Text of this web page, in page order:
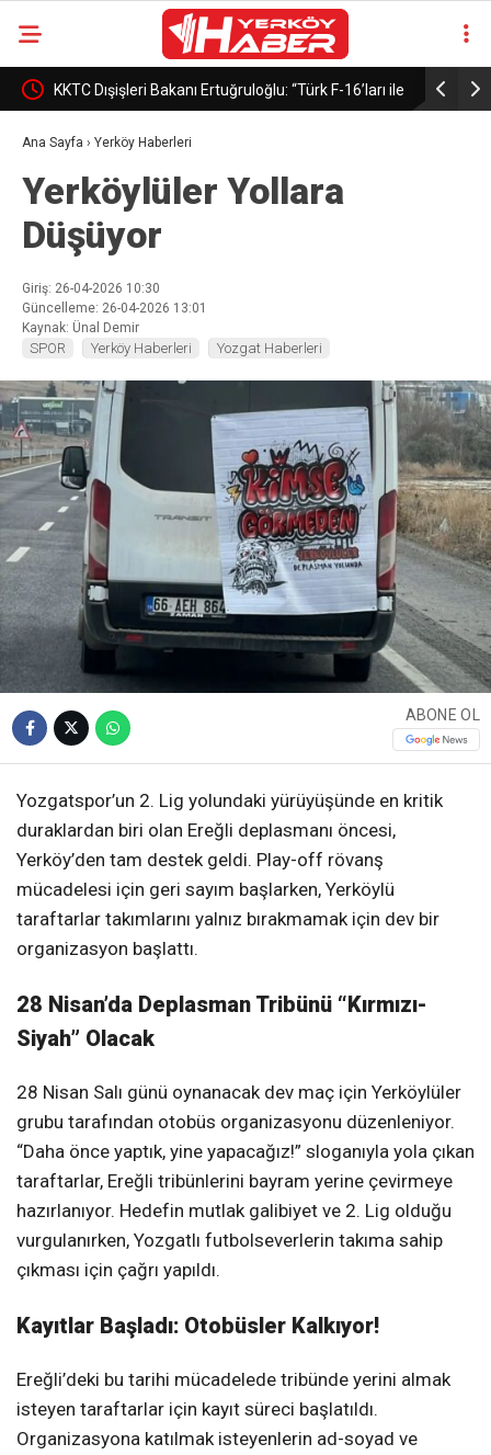
KKTC Dışişleri Bakanı Ertuğruloğlu: “Türk F-16’ları ile
büyük gurur duyuyoruz”
Merz:
Ana Sayfa › Yerköy Haberleri
Yerköylüler Yollara
Düşüyor
Giriş: 26-04-2026 10:30
Güncelleme: 26-04-2026 13:01
Kaynak: Ünal Demir
SPOR Yerköy Haberleri Yozgat Haberleri
ABONE OL
Yozgatspor’un 2. Lig yolundaki yürüyüşünde en kritik
duraklardan biri olan Ereğli deplasmanı öncesi,
Yerköy’den tam destek geldi. Play-off rövanş
mücadelesi için geri sayım başlarken, Yerköylü
taraftarlar takımlarını yalnız bırakmamak için dev bir
organizasyon başlattı.
28 Nisan’da Deplasman Tribünü “Kırmızı-
Siyah” Olacak
28 Nisan Salı günü oynanacak dev maç için Yerköylüler
grubu tarafından otobüs organizasyonu düzenleniyor.
“Daha önce yaptık, yine yapacağız!” sloganıyla yola çıkan
taraftarlar, Ereğli tribünlerini bayram yerine çevirmeye
hazırlanıyor. Hedefin mutlak galibiyet ve 2. Lig olduğu
vurgulanırken, Yozgatlı futbolseverlerin takıma sahip
çıkması için çağrı yapıldı.
Kayıtlar Başladı: Otobüsler Kalkıyor!
Ereğli’deki bu tarihi mücadelede tribünde yerini almak
isteyen taraftarlar için kayıt süreci başlatıldı.
Organizasyona katılmak isteyenlerin ad-soyad ve